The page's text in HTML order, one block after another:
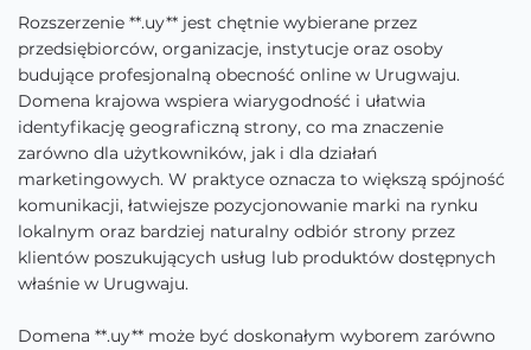
Rozszerzenie **.uy** jest chętnie wybierane przez
przedsiębiorców, organizacje, instytucje oraz osoby
budujące profesjonalną obecność online w Urugwaju.
Domena krajowa wspiera wiarygodność i ułatwia
identyfikację geograficzną strony, co ma znaczenie
zarówno dla użytkowników, jak i dla działań
marketingowych. W praktyce oznacza to większą spójność
komunikacji, łatwiejsze pozycjonowanie marki na rynku
lokalnym oraz bardziej naturalny odbiór strony przez
klientów poszukujących usług lub produktów dostępnych
właśnie w Urugwaju.
Domena **.uy** może być doskonałym wyborem zarówno